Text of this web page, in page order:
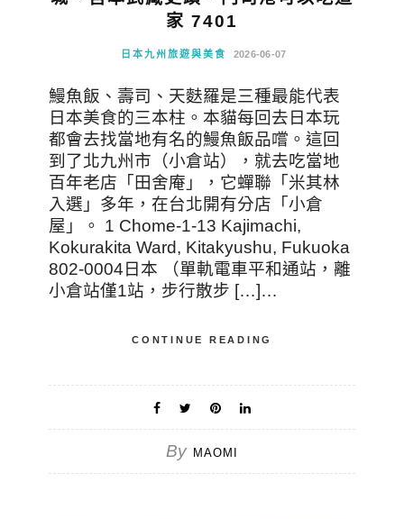
家 7401
日本九州旅遊與美食 2026-06-07
鰻魚飯、壽司、天麩羅是三種最能代表
日本美食的三本柱。本貓每回去日本玩
都會去找當地有名的鰻魚飯品嚐。這回
到了北九州市（小倉站），就去吃當地
百年老店「田舍庵」，它蟬聯「米其林
入選」多年，在台北開有分店「小倉
屋」。 1 Chome-1-13 Kajimachi,
Kokurakita Ward, Kitakyushu, Fukuoka
802-0004日本 （單軌電車平和通站，離
小倉站僅1站，步行散步 […]…
CONTINUE READING
By MAOMI